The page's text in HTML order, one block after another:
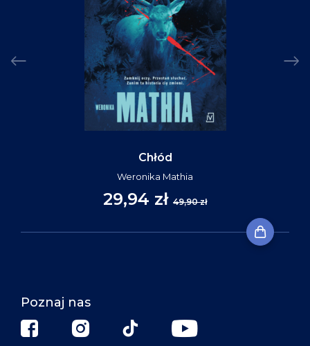
Chłód
Weronika Mathia
29,94 zł 49,90 zł
Poznaj nas